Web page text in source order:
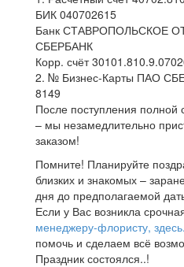
БИК 040702615
Банк СТАВРОПОЛЬСКОЕ
СБЕРБАНК
Корр. счёт
2. № Бизнес-Карты ПАО
8149
После поступления полной
– мы незамедлительно
заказом!
Помните! Планируйте
близких и знакомых –
дня до предполагаемой
Если у Вас возникла
менеджеру-флористу,
помочь и сделаем всё
Праздник состоялся..!